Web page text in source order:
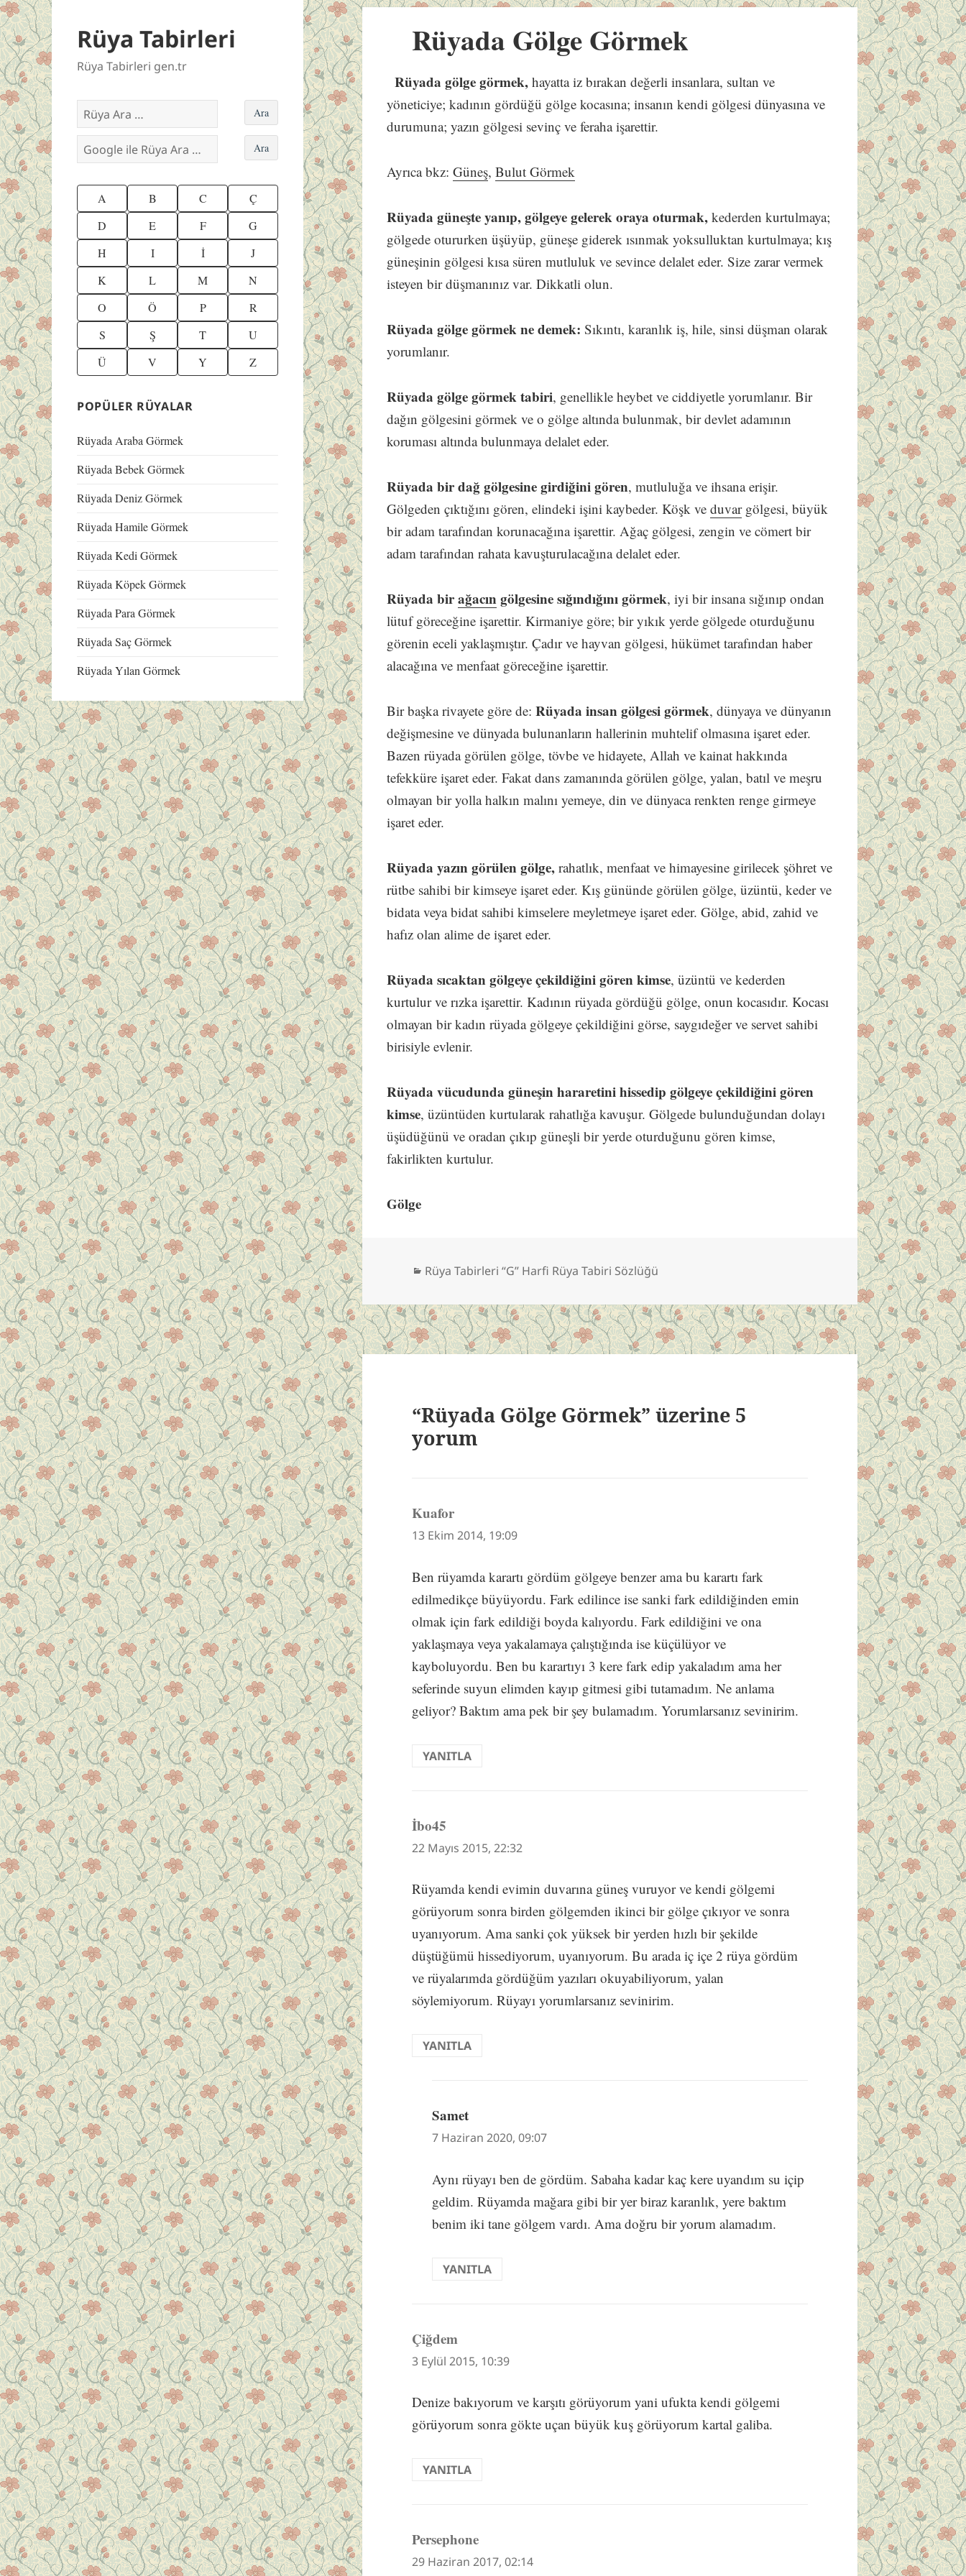
Rüya Tabirleri
Rüya Tabirleri gen.tr
A B C
Ç
D
E F
G
H
I İ
J
K
L M
N
O
Ö P
R
S
Ş T
U
Ü
V Y Z
POPÜLER RÜYALAR
Rüyada Araba Görmek
Rüyada Bebek Görmek
Rüyada Deniz Görmek
Rüyada Hamile Görmek
Rüyada Kedi Görmek
Rüyada Köpek Görmek
Rüyada Para Görmek
Rüyada Saç Görmek
Rüyada Yılan Görmek
Rüyada Gölge Görmek
Rüyada gölge görmek,hayatta iz bırakan değerli insanlara, sultan ve
yöneticiye; kadının gördüğü gölge kocasına; insanın kendi gölgesi dünyasına ve
durumuna; yazın gölgesi sevinç ve feraha işarettir.
Ayrıca bkz:Güneş,Bulut Görmek
Rüyada güneşte yanıp, gölgeye gelerek oraya oturmak, kederden kurtulmaya;
gölgede otururken üşüyüp, güneşe giderek ısınmak yoksulluktan kurtulmaya; kış
güneşinin gölgesi kısa süren mutluluk ve sevince delalet eder. Size zarar vermek
isteyen bir düşmanınız var. Dikkatli olun.
Rüyada gölge görmek ne demek: Sıkıntı, karanlık iş, hile, sinsi düşman olarak
yorumlanır.
Rüyada gölge görmek tabiri, genellikle heybet ve ciddiyetle yorumlanır. Bir
dağın gölgesini görmek ve o gölge altında bulunmak, bir devlet adamının
koruması altında bulunmaya delalet eder.
Rüyada bir dağ gölgesine girdiğini gören, mutluluğa ve ihsana erişir.
Gölgeden çıktığını gören, elindeki işini kaybeder. Köşk veduvargölgesi, büyük
bir adam tarafından korunacağına işarettir. Ağaç gölgesi, zengin ve cömert bir
adam tarafından rahata kavuşturulacağına delalet eder.
Rüyada birağacıngölgesine sığındığını görmek, iyi bir insana sığınıp ondan
lütuf göreceğine işarettir. Kirmaniye göre; bir yıkık yerde gölgede oturduğunu
görenin eceli yaklaşmıştır. Çadır ve hayvan gölgesi, hükümet tarafından haber
alacağına ve menfaat göreceğine işarettir.
Bir başka rivayete göre de:Rüyada insan gölgesi görmek, dünyaya ve dünyanın
değişmesine ve dünyada bulunanların hallerinin muhtelif olmasına işaret eder.
Bazen rüyada görülen gölge, tövbe ve hidayete, Allah ve kainat hakkında
tefekküre işaret eder. Fakat dans zamanında görülen gölge, yalan, batıl ve meşru
olmayan bir yolla halkın malını yemeye, din ve dünyaca renkten renge girmeye
işaret eder.
Rüyada yazın görülen gölge, rahatlık, menfaat ve himayesine girilecek şöhret ve
rütbe sahibi bir kimseye işaret eder. Kış gününde görülen gölge, üzüntü, keder ve
bidata veya bidat sahibi kimselere meyletmeye işaret eder. Gölge, abid, zahid ve
hafız olan alime de işaret eder.
Rüyada sıcaktan gölgeye çekildiğini gören kimse, üzüntü ve kederden
kurtulur ve rızka işarettir. Kadının rüyada gördüğü gölge, onun kocasıdır. Kocası
olmayan bir kadın rüyada gölgeye çekildiğini görse, saygıdeğer ve servet sahibi
birisiyle evlenir.
Rüyada vücudunda güneşin hararetini hissedip gölgeye çekildiğini gören
kimse, üzüntüden kurtularak rahatlığa kavuşur. Gölgede bulunduğundan dolayı
üşüdüğünü ve oradan çıkıp güneşli bir yerde oturduğunu gören kimse,
fakirlikten kurtulur.
Gölge
Kategoriler
Rüya Tabirleri “G” Harfi Rüya Tabiri Sözlüğü
“Rüyada Gölge Görmek” üzerine 5
yorum
Kuafordedi
ki:
13 Ekim 2014, 19:09
Ben rüyamda karartı gördüm gölgeye benzer ama bu karartı fark
edilmedikçe büyüyordu. Fark edilince ise sanki fark edildiğinden emin
olmak için fark edildiği boyda kalıyordu. Fark edildiğini ve ona
yaklaşmaya veya yakalamaya çalıştığında ise küçülüyor ve
kayboluyordu. Ben bu karartıyı 3 kere fark edip yakaladım ama her
seferinde suyun elimden kayıp gitmesi gibi tutamadım. Ne anlama
geliyor? Baktım ama pek bir şey bulamadım. Yorumlarsanız sevinirim.
YANITLA
İbo45
ki:
22 Mayıs 2015, 22:32
Rüyamda kendi evimin duvarına güneş vuruyor ve kendi gölgemi
görüyorum sonra birden gölgemden ikinci bir gölge çıkıyor ve sonra
uyanıyorum. Ama sanki çok yüksek bir yerden hızlı bir şekilde
düştüğümü hissediyorum, uyanıyorum. Bu arada iç içe 2 rüya gördüm
ve rüyalarımda gördüğüm yazıları okuyabiliyorum, yalan
söylemiyorum. Rüyayı yorumlarsanız sevinirim.
YANITLA
Sametdedi
ki:
7 Haziran 2020, 09:07
Aynı rüyayı ben de gördüm. Sabaha kadar kaç kere uyandım su içip
geldim. Rüyamda mağara gibi bir yer biraz karanlık, yere baktım
benim iki tane gölgem vardı. Ama doğru bir yorum alamadım.
YANITLA
Çiğdem
ki:
3 Eylül 2015, 10:39
Denize bakıyorum ve karşıtı görüyorum yani ufukta kendi gölgemi
görüyorum sonra gökte uçan büyük kuş görüyorum kartal galiba.
YANITLA
Persephonededi
ki:
29 Haziran 2017, 02:14